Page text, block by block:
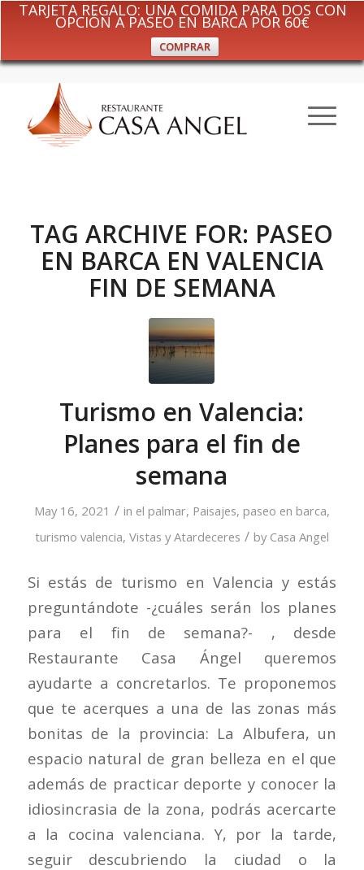
TARJETA REGALO: UNA COMIDA PARA DOS CON
OPCIÓN A PASEO EN BARCA POR 60€
COMPRAR
TAG ARCHIVE FOR: PASEO
EN BARCA EN VALENCIA
FIN DE SEMANA
Turismo en Valencia:
Planes para el fin de
semana
May 16, 2021 / in el palmar, Paisajes, paseo en barca,
turismo valencia, Vistas y Atardeceres / by Casa Angel
Si estás de turismo en Valencia y estás
preguntándote -¿cuáles serán los planes
para el fin de semana?- , desde
Restaurante Casa Ángel queremos
ayudarte a concretarlos. Te proponemos
que te acerques a una de las zonas más
bonitas de la provincia: La Albufera, un
espacio natural de gran belleza en el que
además de practicar deporte y conocer la
idiosincrasia de la zona, podrás acercarte
a la cocina valenciana. Y, por la tarde,
seguir descubriendo la ciudad o la